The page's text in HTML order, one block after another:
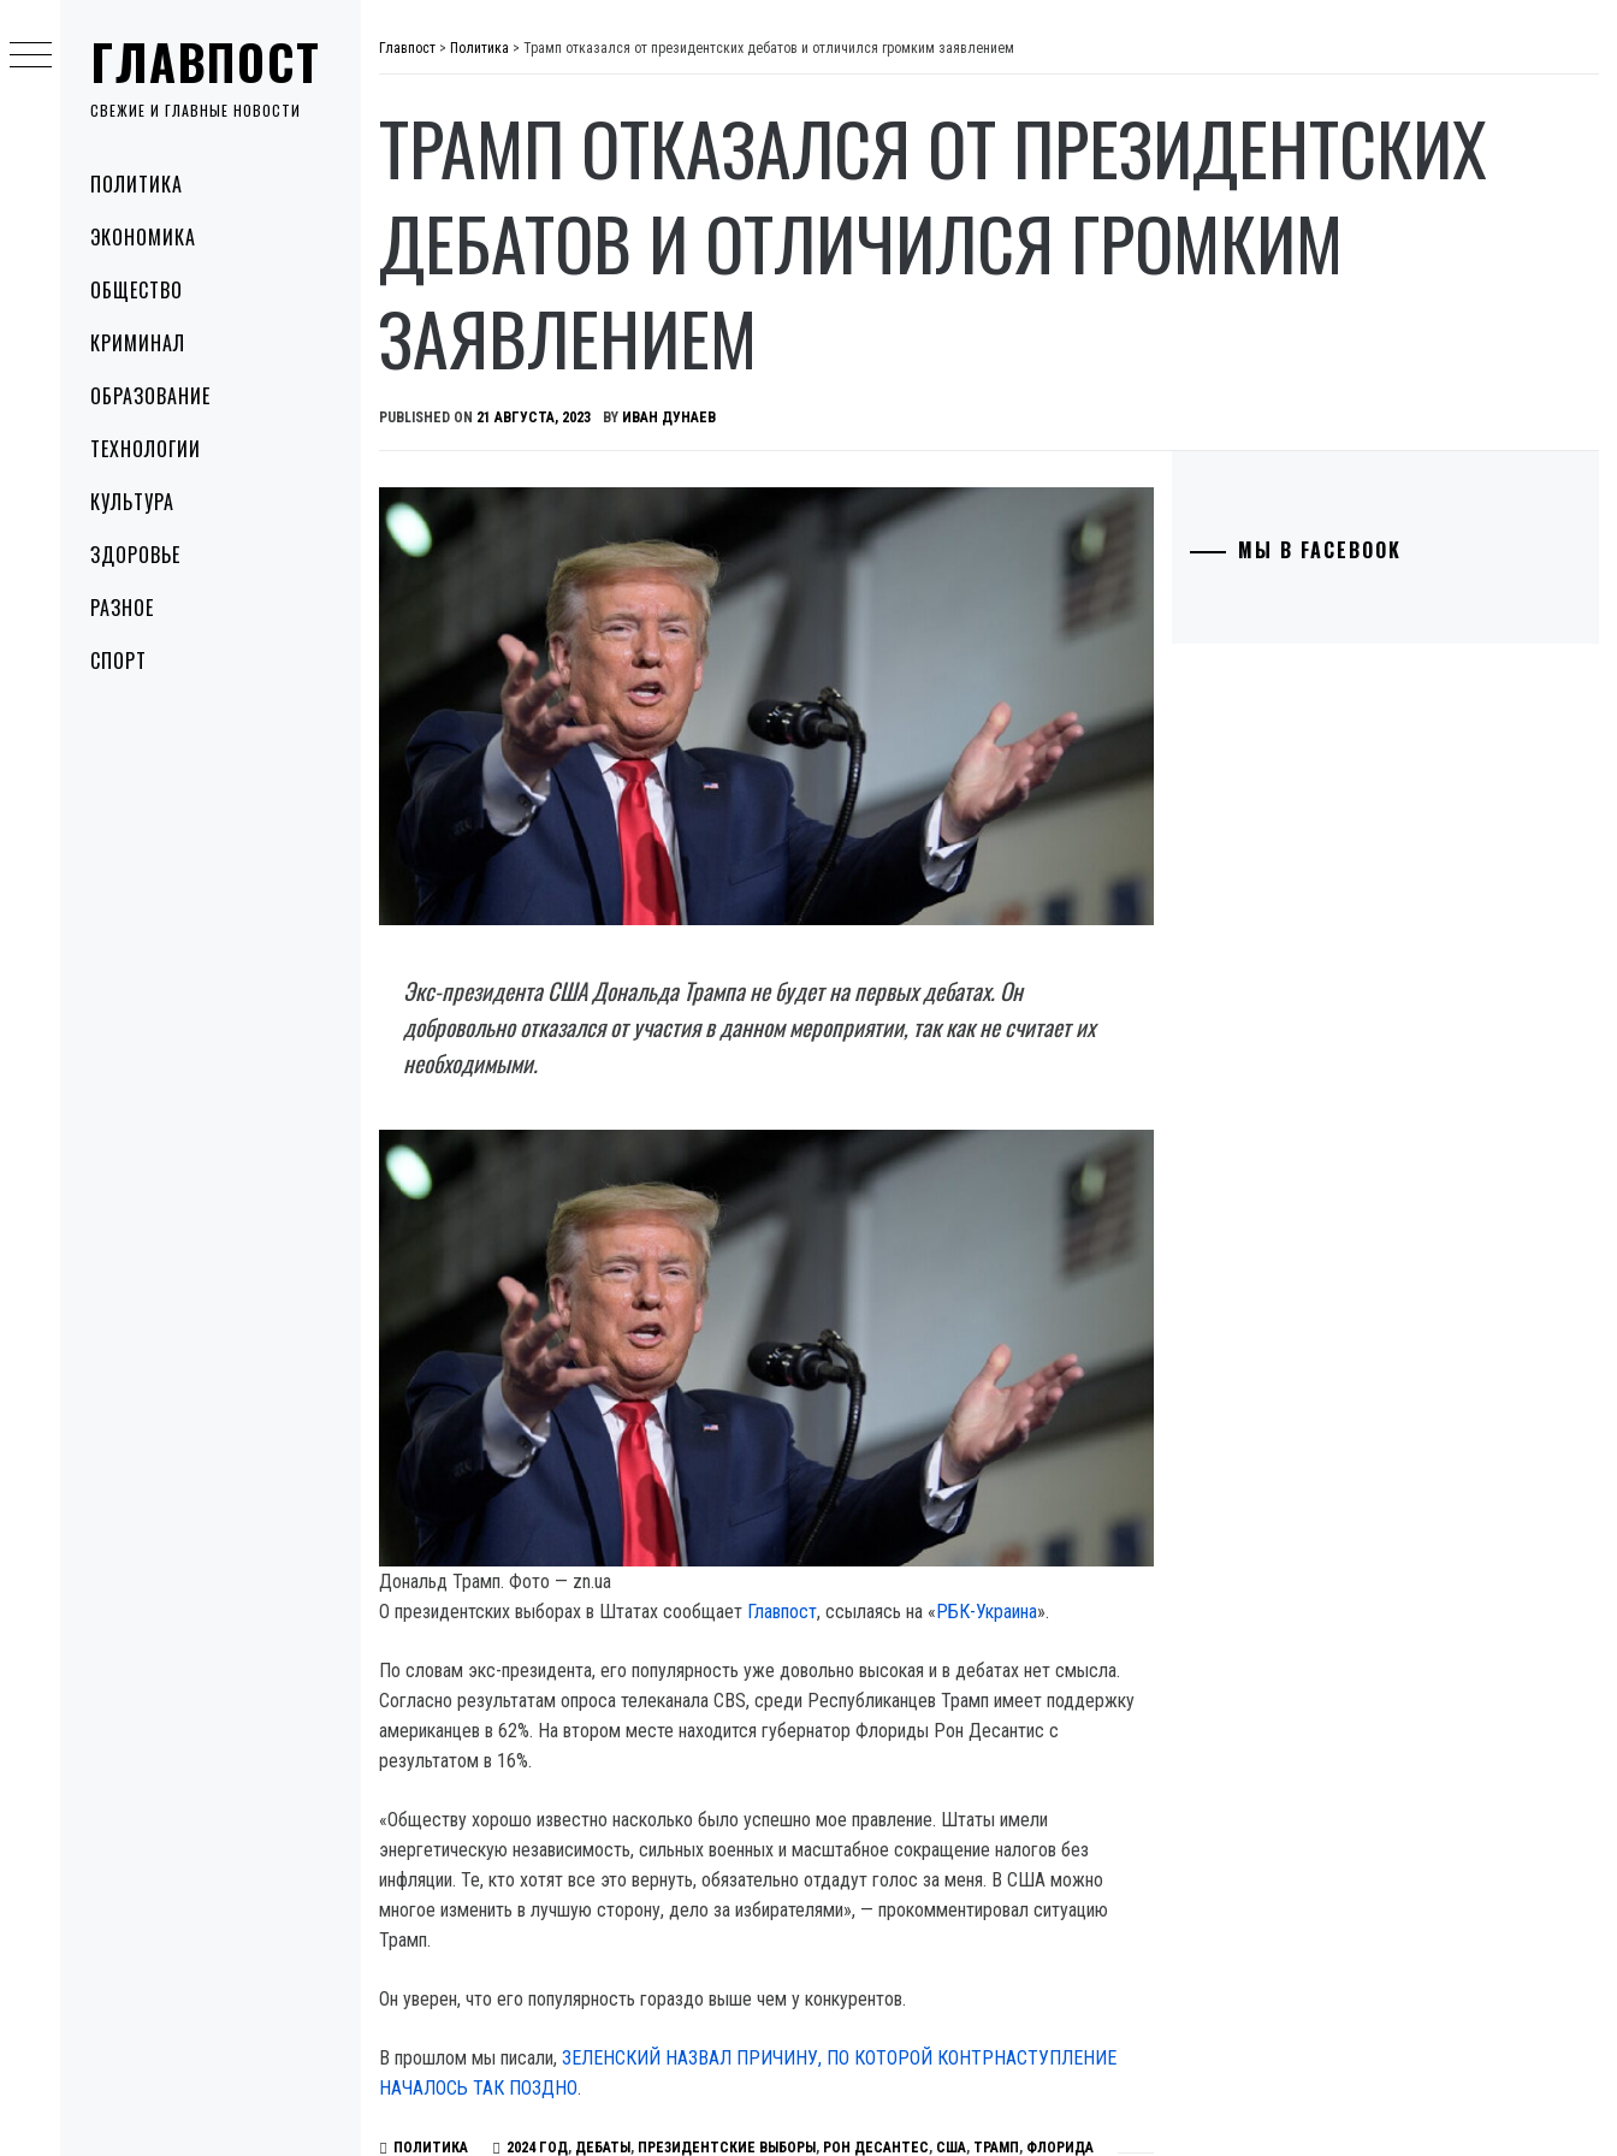
ГЛАВПОСТ
СВЕЖИЕ И ГЛАВНЫЕ НОВОСТИ
MenuПОЛИТИКА
ЭКОНОМИКА
ОБЩЕСТВО
КРИМИНАЛ
ОБРАЗОВАНИЕ
ТЕХНОЛОГИИ
КУЛЬТУРА
ЗДОРОВЬЕ
РАЗНОЕ
СПОРТ
to
content
Главпост > Политика > Трамп отказался от президентских дебатов и отличился громким заявлением
ТРАМП ОТКАЗАЛСЯ ОТ ПРЕЗИДЕНТСКИХ
ДЕБАТОВ И ОТЛИЧИЛСЯ ГРОМКИМ
ЗАЯВЛЕНИЕМ
PUBLISHED ON 21 АВГУСТА, 2023 BY ИВАН ДУНАЕВ
Экс-президента США Дональда Трампа не будет на первых дебатах. Он
добровольно отказался от участия в данном мероприятии, так как не считает их
необходимыми.
Дональд Трамп. Фото — zn.ua
О президентских выборах в Штатах сообщает Главпост, ссылаясь на «РБК-Украина».
По словам экс-президента, его популярность уже довольно высокая и в дебатах нет смысла.
Согласно результатам опроса телеканала CBS, среди Республиканцев Трамп имеет поддержку
американцев в 62%. На втором месте находится губернатор Флориды Рон Десантис с
результатом в 16%.
«Обществу хорошо известно насколько было успешно мое правление. Штаты имели
энергетическую независимость, сильных военных и масштабное сокращение налогов без
инфляции. Те, кто хотят все это вернуть, обязательно отдадут голос за меня. В США можно
многое изменить в лучшую сторону, дело за избирателями», — прокомментировал ситуацию
Трамп.
Он уверен, что его популярность гораздо выше чем у конкурентов.
В прошлом мы писали, ЗЕЛЕНСКИЙ НАЗВАЛ ПРИЧИНУ, ПО КОТОРОЙ КОНТРНАСТУПЛЕНИЕ
НАЧАЛОСЬ ТАК ПОЗДНО.
ПОЛИТИКА 2024 ГОД, ДЕБАТЫ , ПРЕЗИДЕНТСКИЕ ВЫБОРЫ , РОН ДЕСАНТЕС, США, ТРАМП , ФЛОРИДА
МЫ В FACEBOOK